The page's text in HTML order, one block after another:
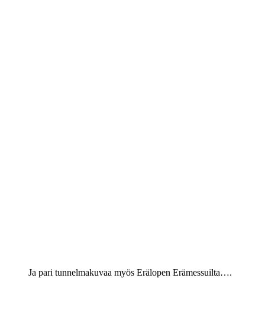
Ja pari tunnelmakuvaa myös Erälopen Erämessuilta….